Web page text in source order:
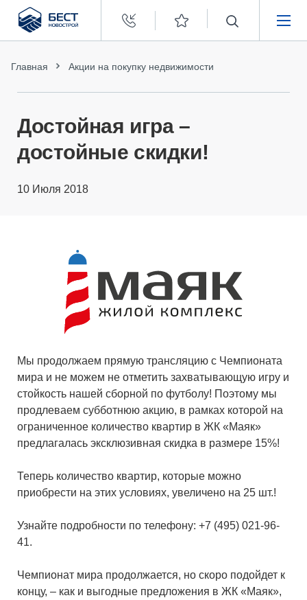
Бест
Новострой
ПОКУПАТЕЛЯМ
ЗАСТРОЙЩИКАМ
Главная Акции на покупку недвижимости
Достойная игра –
достойные скидки!
10 Июля 2018
Мы продолжаем прямую трансляцию с Чемпионата
мира и не можем не отметить захватывающую игру и
стойкость нашей сборной по футболу! Поэтому мы
продлеваем субботнюю акцию, в рамках которой на
ограниченное количество квартир в ЖК «Маяк»
предлагалась эксклюзивная скидка в размере 15%!
Теперь количество квартир, которые можно
приобрести на этих условиях, увеличено на 25 шт.!
Узнайте подробности по телефону: +7 (495) 021-96-
41.
Чемпионат мира продолжается, но скоро подойдет к
концу, – как и выгодные предложения в ЖК «Маяк»,